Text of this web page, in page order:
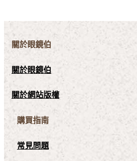
關於眼鏡伯
關於眼鏡伯
關於網站版權
購買指南
常見問題